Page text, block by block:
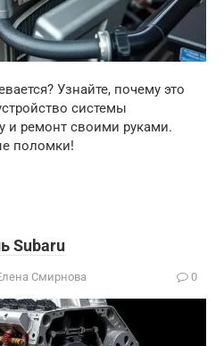
Узнайте, почему это
системы
и ремонт своими руками.
поломки!
Subaru
Смирнова 0